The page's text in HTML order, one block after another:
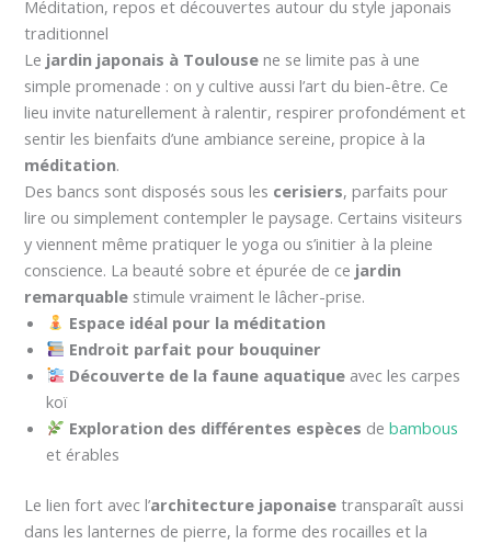
Méditation, repos et découvertes autour du style japonais
traditionnel
Le jardin japonais à Toulouse ne se limite pas à une
simple promenade : on y cultive aussi l’art du bien-être. Ce
lieu invite naturellement à ralentir, respirer profondément et
sentir les bienfaits d’une ambiance sereine, propice à la
méditation.
Des bancs sont disposés sous les cerisiers, parfaits pour
lire ou simplement contempler le paysage. Certains visiteurs
y viennent même pratiquer le yoga ou s’initier à la pleine
conscience. La beauté sobre et épurée de ce jardin
remarquable stimule vraiment le lâcher-prise.
Espace idéal pour la méditation
Endroit parfait pour bouquiner
Découverte de la faune aquatique avec les carpes
koï
Exploration des différentes espèces debambous
et érables
Le lien fort avec l’architecture japonaise transparaît aussi
dans les lanternes de pierre, la forme des rocailles et la